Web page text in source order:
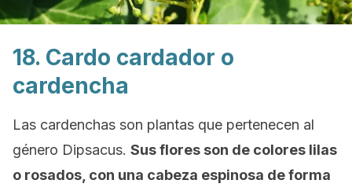
18. Cardo cardador o
cardencha
Las cardenchas son plantas que pertenecen al
género Dipsacus. Sus flores son de colores lilas
o rosados, con una cabeza espinosa de forma